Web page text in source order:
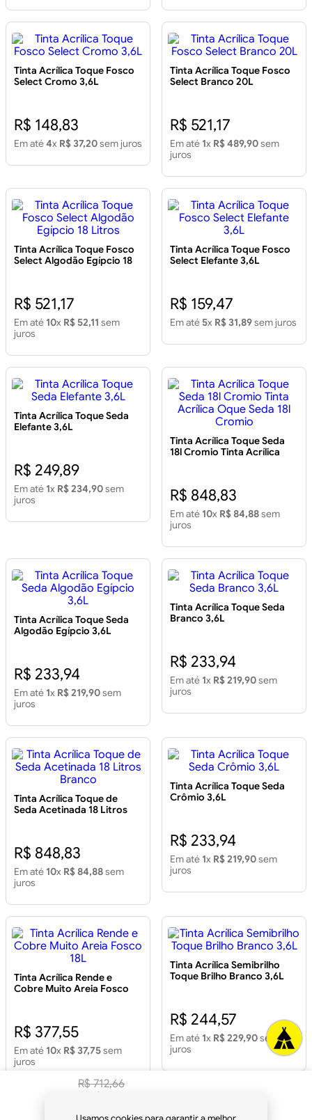
R$ 712,66
Tinta Acrílica Toque Fosco
Select Cromo 3,6L
R$ 148,83
Em até4x R$ 37,20sem juros
Tinta Acrílica Toque Fosco
Select Branco 20L
R$ 521,17
Em até 1x R$ 489,90sem
juros
Tinta Acrílica Toque Fosco
Select Algodão Egípcio 18
R$ 521,17
Em até 10x R$ 52,11 sem
juros
Tinta Acrílica Toque Fosco
Select Elefante 3,6L
R$ 159,47
Em até 5x R$ 31,89sem juros
Tinta Acrílica Toque Seda
Elefante 3,6L
R$ 249,89
Em até 1x R$ 234,90sem
juros
Tinta Acrílica Toque Seda
18l Cromio Tinta Acrílica
R$ 848,83
Em até 10x R$ 84,88sem
juros
Tinta Acrílica Toque Seda
Algodão Egípcio 3,6L
R$ 233,94
Em até 1x R$ 219,90sem
juros
Tinta Acrílica Toque Seda
Branco 3,6L
R$ 233,94
Em até 1x R$ 219,90sem
juros
Tinta Acrílica Toque de
Seda Acetinada 18 Litros
R$ 848,83
Em até 10x R$ 84,88sem
juros
Tinta Acrílica Toque Seda
Crômio 3,6L
R$ 233,94
Em até 1x R$ 219,90sem
juros
Tinta Acrílica Rende e
Cobre Muito Areia Fosco
R$ 377,55
Em até 10x R$ 37,75sem
juros
Tinta Acrílica Semibrilho
Toque Brilho Branco 3,6L
R$ 244,57
Em até 1x R$ 229,90sem
juros